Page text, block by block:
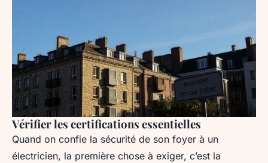
Vérifier les certifications essentielles
Quand on confie la sécurité de son foyer à un
électricien, la première chose à exiger, c’est la